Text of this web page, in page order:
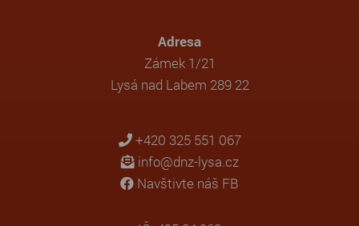
Adresa
Zámek 1/21
Lysá nad Labem 289 22
+420 325 551 067
info@dnz-lysa.cz
Navštivte náš FB